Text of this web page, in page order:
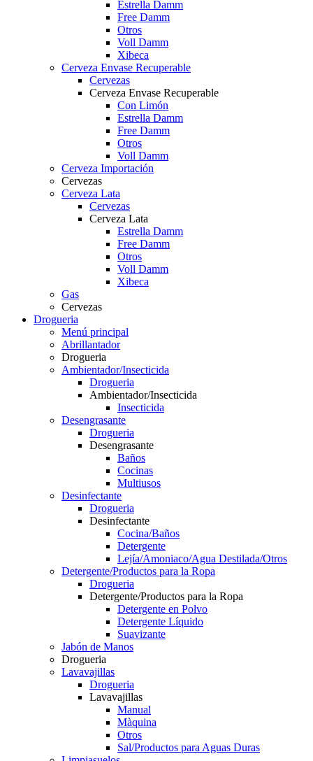
Estrella Damm
Free Damm
Otros
Voll Damm
Xibeca
Cerveza Envase Recuperable
Cervezas
Cerveza Envase Recuperable
Con Limón
Estrella Damm
Free Damm
Otros
Voll Damm
Cerveza Importación
Cervezas
Cerveza Lata
Cervezas
Cerveza Lata
Estrella Damm
Free Damm
Otros
Voll Damm
Xibeca
Gas
Cervezas
Drogueria
Menú principal
Abrillantador
Drogueria
Ambientador/Insecticida
Drogueria
Ambientador/Insecticida
Insecticida
Desengrasante
Drogueria
Desengrasante
Baños
Cocinas
Multiusos
Desinfectante
Drogueria
Desinfectante
Cocina/Baños
Detergente
Lejía/Amoniaco/Agua Destilada/Otros
Detergente/Productos para la Ropa
Drogueria
Detergente/Productos para la Ropa
Detergente en Polvo
Detergente Líquido
Suavizante
Jabón de Manos
Drogueria
Lavavajillas
Drogueria
Lavavajillas
Manual
Màquina
Otros
Sal/Productos para Aguas Duras